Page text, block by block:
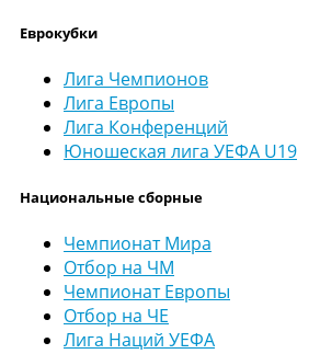
Еврокубки
Лига Чемпионов
Лига Европы
Лига Конференций
Юношеская лига УЕФА U19
Национальные сборные
Чемпионат Мира
Отбор на ЧМ
Чемпионат Европы
Отбор на ЧЕ
Лига Наций УЕФА